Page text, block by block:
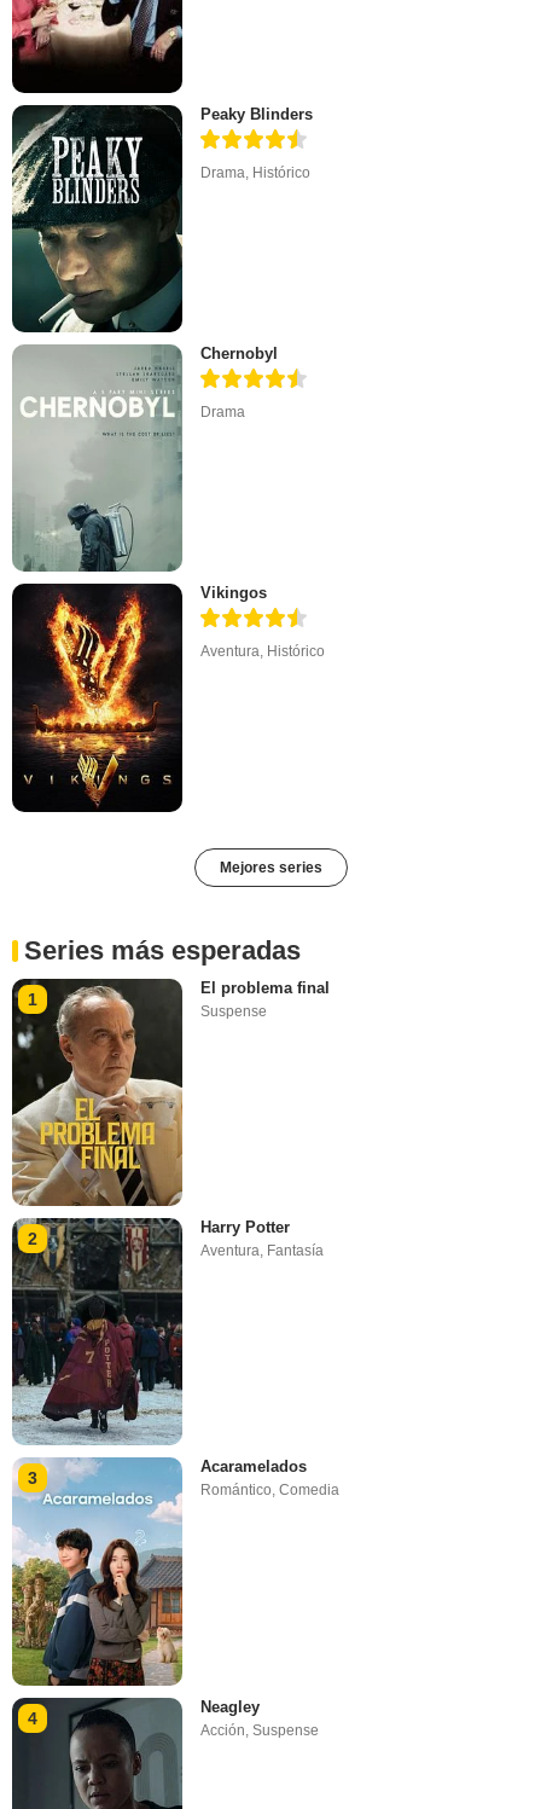
Peaky Blinders
Drama, Histórico
Chernobyl
Drama
Vikingos
Aventura, Histórico
Mejores series
Series más esperadas
1
El problema final
Suspense
2
Harry Potter
Aventura, Fantasía
3
Acaramelados
Romántico,Comedia
4
Neagley
Acción ,Suspense